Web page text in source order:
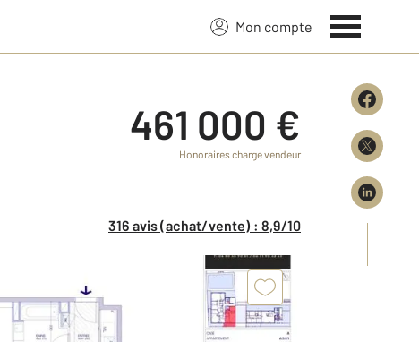
Mon compte
461 000 €
Honoraires charge vendeur
316 avis (achat/vente) : 8,9/10